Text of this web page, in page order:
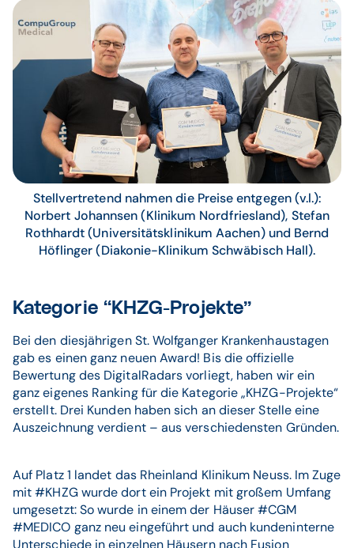
Stellvertretend nahmen die Preise entgegen (v.l.):
Norbert Johannsen (Klinikum Nordfriesland), Stefan
Rothhardt (Universitätsklinikum Aachen) und Bernd
Höflinger (Diakonie-Klinikum Schwäbisch Hall).
Kategorie “KHZG-Projekte”
Bei den diesjährigen St. Wolfganger Krankenhaustagen
gab es einen ganz neuen Award! Bis die offizielle
Bewertung des DigitalRadars vorliegt, haben wir ein
ganz eigenes Ranking für die Kategorie „KHZG-Projekte“
erstellt. Drei Kunden haben sich an dieser Stelle eine
Auszeichnung verdient – aus verschiedensten Gründen.
Auf Platz 1 landet das Rheinland Klinikum Neuss. Im Zuge
mit #KHZG wurde dort ein Projekt mit großem Umfang
umgesetzt: So wurde in einem der Häuser #CGM
#MEDICO ganz neu eingeführt und auch kundeninterne
Unterschiede in einzelnen Häusern nach Fusion